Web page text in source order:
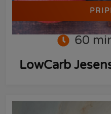
60
LowCarb